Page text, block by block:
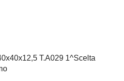
T.A029 1^Scelta